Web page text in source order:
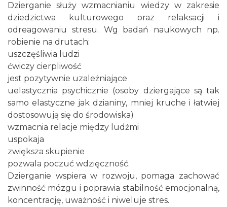
Spotkanie miłośników numizmatów
Rybnik
2026-08-08
0.00 km
Wakacyjne Warsztaty Malarskie "Rybnik -
miasto zieleni"
Rybnik
0.00 km
Dzierganie służy wzmacnianiu wiedzy w zakresie
dziedzictwa kulturowego oraz relaksacji i
odreagowaniu stresu. Wg badań naukowych np.
robienie na drutach:
uszczęśliwia ludzi
ćwiczy cierpliwość
jest pozytywnie uzależniające
uelastycznia psychicznie (osoby dziergające są tak
samo elastyczne jak dzianiny, mniej kruche i łatwiej
dostosowują się do środowiska)
wzmacnia relacje między ludźmi
uspokaja
zwiększa skupienie
pozwala poczuć wdzięczność.
Dzierganie wspiera w rozwoju, pomaga zachować
zwinność mózgu i poprawia stabilność emocjonalną,
koncentrację, uważność i niweluje stres.